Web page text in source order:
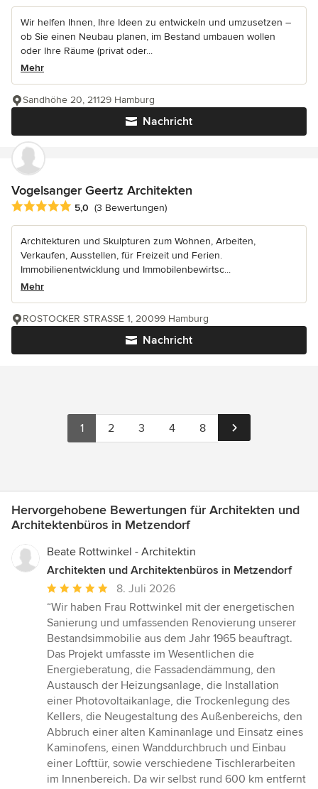
Wir helfen Ihnen, Ihre Ideen zu entwickeln und umzusetzen –
ob Sie einen Neubau planen, im Bestand umbauen wollen
oder Ihre Räume (privat oder...
Mehr
Nachricht
Sandhöhe 20, 21129 Hamburg
Vogelsanger Geertz Architekten
Durchschnittliche Bewertung: 5 von 5 Sternen
5,0 (3 Bewertungen)
Architekturen und Skulpturen zum Wohnen, Arbeiten,
Verkaufen, Ausstellen, für Freizeit und Ferien.
Immobilienentwicklung und Immobilenbewirtsc...
Mehr
Nachricht
ROSTOCKER STRASSE 1, 20099 Hamburg
1 2 3 4 8
Hervorgehobene Bewertungen für Architekten und
Architektenbüros in Metzendorf
Beate Rottwinkel - Architektin
Architekten und Architektenbüros in Metzendorf
Durchschnittliche
Bewertung:
5
von
5
Sternen
8. Juli 2026
“Wir haben Frau Rottwinkel mit der energetischen
Sanierung und umfassenden Renovierung unserer
Bestandsimmobilie aus dem Jahr 1965 beauftragt.
Das Projekt umfasste im Wesentlichen die
Energieberatung, die Fassadendämmung, den
Austausch der Heizungsanlage, die Installation
einer Photovoltaikanlage, die Trockenlegung des
Kellers, die Neugestaltung des Außenbereichs, den
Abbruch einer alten Kaminanlage und Einsatz eines
Kaminofens, einen Wanddurchbruch und Einbau
einer Lofttür, sowie verschiedene Tischlerarbeiten
im Innenbereich. Da wir selbst rund 600 km entfernt